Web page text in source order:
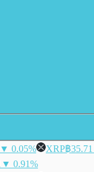
▼ 0.05% XRP฿35.71
▼ 0.91%